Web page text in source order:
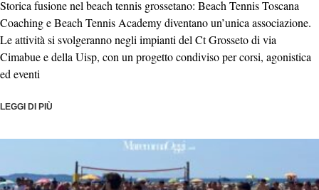
Storica fusione nel beach tennis grossetano: Beach Tennis Toscana
Coaching e Beach Tennis Academy diventano un’unica associazione.
Le attività si svolgeranno negli impianti del Ct Grosseto di via
Cimabue e della Uisp, con un progetto condiviso per corsi, agonistica
ed eventi
LEGGI DI PIÙ